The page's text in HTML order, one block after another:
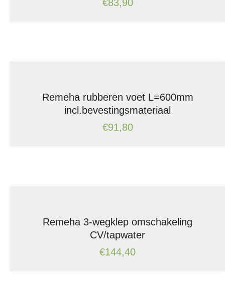
€83,90
Remeha rubberen voet L=600mm
incl.bevestingsmateriaal
€91,80
Remeha 3-wegklep omschakeling
CV/tapwater
€144,40